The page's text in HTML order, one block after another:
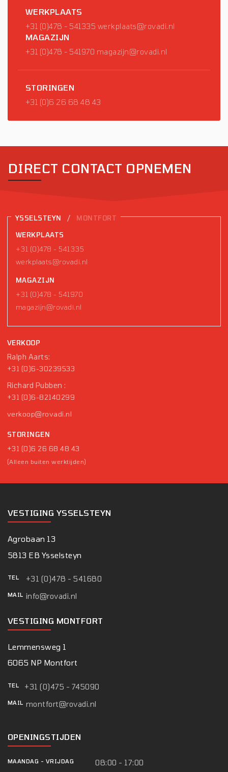
WERKPLAATS
+31 (0)478 - 541335 werkplaats@rovadi.nl
MAGAZIJN
+31 (0)478 - 541970 magazijn@rovadi.nl
STORINGEN
+31 (0)6 26 68 48 43
DIRECT CONTACT OPNEMEN
YSSELSTEYN / MONTFORT
WERKPLAATS
+31 (0)478 - 541335
werkplaats@rovadi.nl
MAGAZIJN
+31 (0)478 - 541970
magazijn@rovadi.nl
VERKOOP
Ralph Aarts:
+31 (0)6-30239533
Richard Pubben :
+31 (0)6-82140299
verkoop@rovadi.nl
STORINGEN
+31 (0)6 26 68 48 43
(Alleen buiten werktijden)
VESTIGING YSSELSTEYN
Agrobaan 13
5813 EB Ysselsteyn
TEL +31 (0)478 - 541680
MAIL info@rovadi.nl
VESTIGING MONTFORT
Lemmensweg 1
6065 NP Montfort
TEL +31 (0)475 - 745090
MAIL montfort@rovadi.nl
OPENINGSTIJDEN
MAANDAG - VRIJDAG 08:00 - 17:00